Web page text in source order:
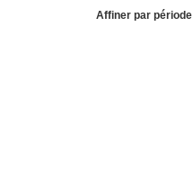
Affiner par période